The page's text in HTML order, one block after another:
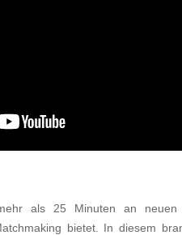
als 25 Minuten an neuen
bietet. In diesem